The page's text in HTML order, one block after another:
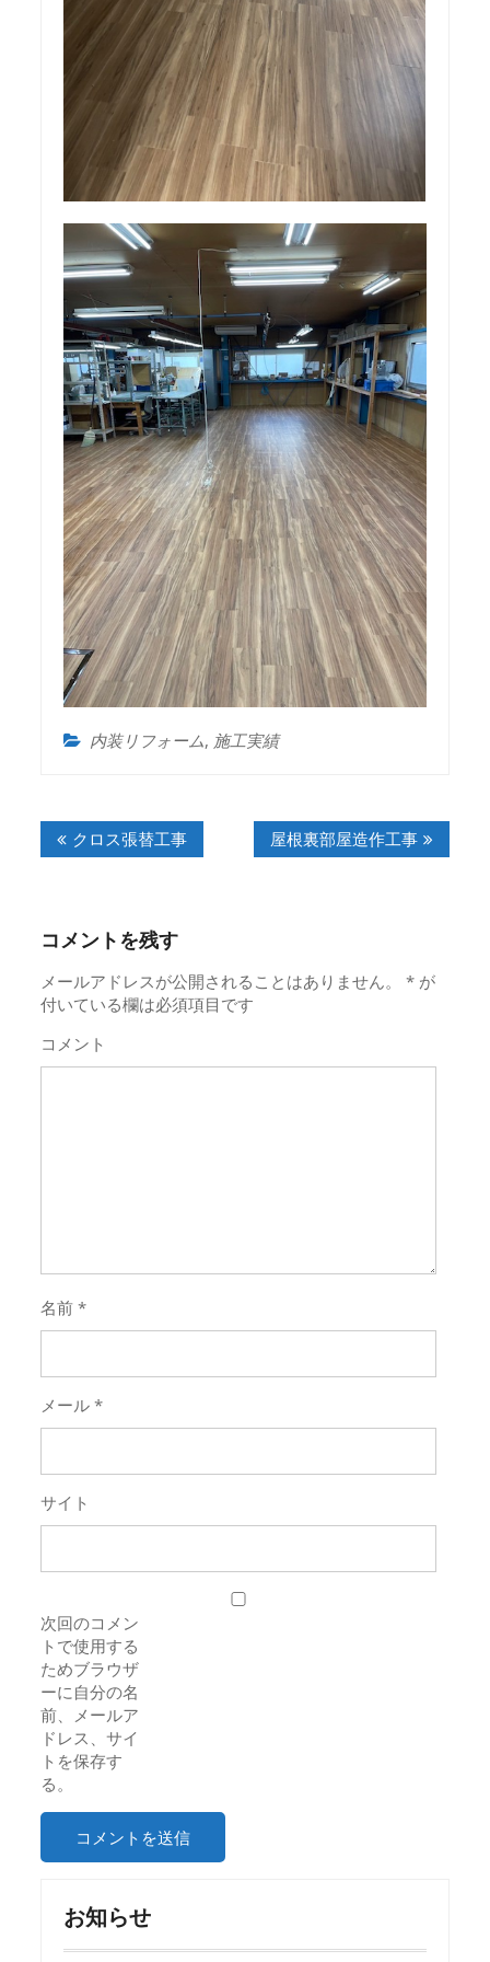
内装リフォーム, 施工実績
投
稿
ゲ
シ
ン
クロス張替工事 屋根裏部屋造作工事
コメントを残す
メールアドレスが公開されることはありません。 * が
付いている欄は必須項目です
コメント
名前*
メール*
サイト
次回のコメン
トで使用する
ためブラウザ
ーに自分の名
前、メールア
ドレス、サイ
トを保存す
る。
お知らせ